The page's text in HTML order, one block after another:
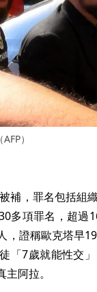
）
補，罪名包括組
多項罪名，超過
，證稱歐克塔早
「7歲就能性交
阿拉。